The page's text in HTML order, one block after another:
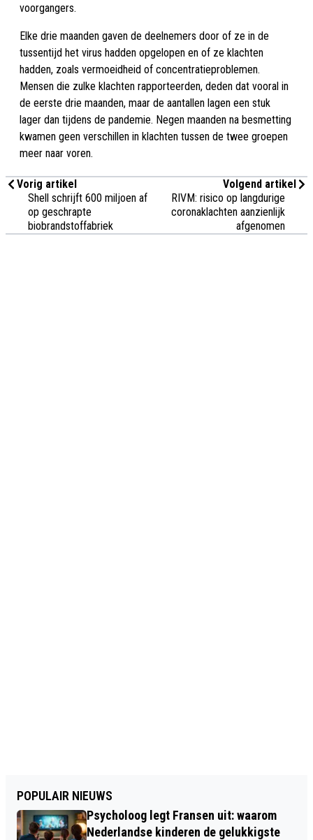
voorgangers.
Elke drie maanden gaven de deelnemers door of ze in de
tussentijd het virus hadden opgelopen en of ze klachten
hadden, zoals vermoeidheid of concentratieproblemen.
Mensen die zulke klachten rapporteerden, deden dat vooral in
de eerste drie maanden, maar de aantallen lagen een stuk
lager dan tijdens de pandemie. Negen maanden na besmetting
kwamen geen verschillen in klachten tussen de twee groepen
meer naar voren.
Vorig artikel
Shell schrijft 600 miljoen af
op geschrapte
biobrandstoffabriek
Volgend artikel
RIVM: risico op langdurige
coronaklachten aanzienlijk
afgenomen
POPULAIR NIEUWS
Psycholoog legt Fransen uit: waarom
Nederlandse kinderen de gelukkigste